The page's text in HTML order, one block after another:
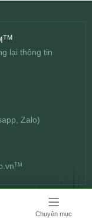
TM
lại thông tin
Zalo)
TM
Chuyên mục